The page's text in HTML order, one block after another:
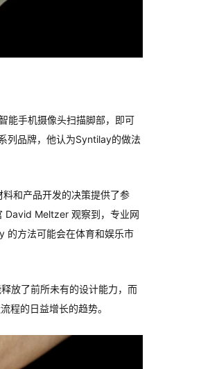
能手机摄像头扫描脚部，即可
列品牌，他认为Syntilay的做法
和产品开发的决策提供了参
David Meltzer 观察到，专业网
的方法可能会在体育和娱乐市
放了前所未有的设计能力，而
程的日益增长的趋势。